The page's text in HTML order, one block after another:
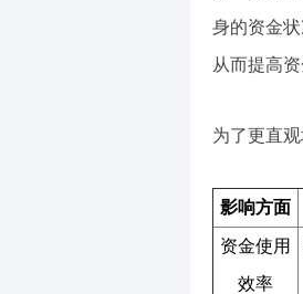
身的资金
从而提高资
为了更直
影响方面
资金使用
效率